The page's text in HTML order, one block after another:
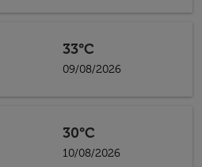
33°C
09/08/2026
30°C
10/08/2026